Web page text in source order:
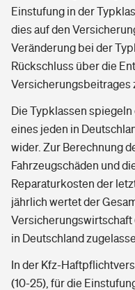
Einstufung in der
dies auf den
Veränderung bei der
Rückschluss über die
Versicherungsbeitrages
Die Typklassen
eines jeden in
wider. Zur Berechnung
Fahrzeugschäden und
Reparaturkosten der
jährlich wertet der
Versicherungswirtschaft
in Deutschland
In der Kfz-
(10-25), für die